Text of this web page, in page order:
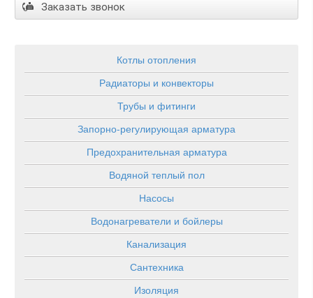
Заказать звонок
Котлы отопления
Радиаторы и конвекторы
Трубы и фитинги
Запорно-регулирующая арматура
Предохранительная арматура
Водяной теплый пол
Насосы
Водонагреватели и бойлеры
Канализация
Сантехника
Изоляция